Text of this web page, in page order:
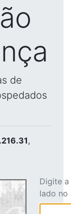
de
,
Digite
lado no